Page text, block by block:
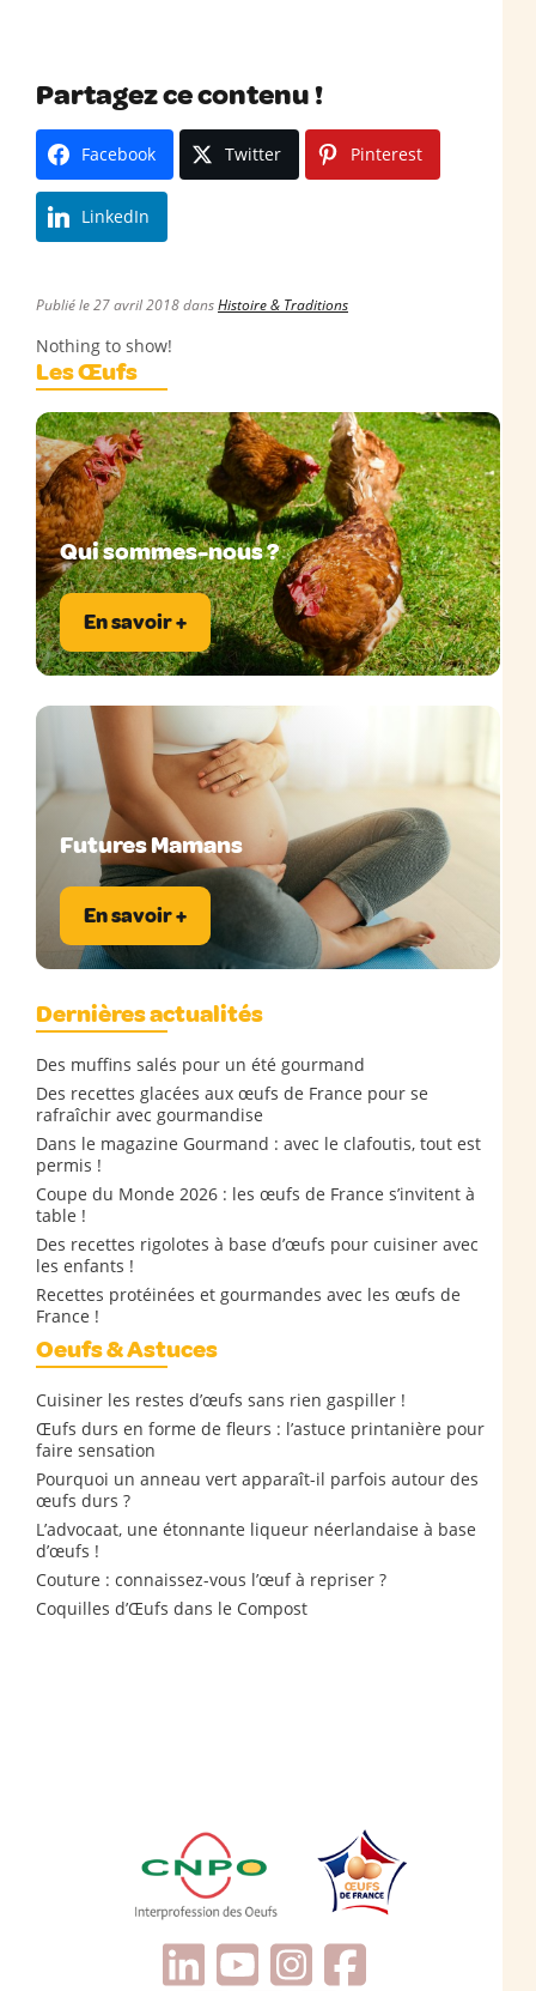
Partagez ce contenu !
Facebook Twitter Pinterest
LinkedIn
Publié le 27 avril 2018 dansHistoire & Traditions
Nothing to show!
Les Œufs
Qui sommes-nous ?
En savoir +
Futures Mamans
En savoir +
Dernières actualités
Des muffins salés pour un été gourmand
Des recettes glacées aux œufs de France pour se
rafraîchir avec gourmandise
Dans le magazine Gourmand : avec le clafoutis, tout est
permis !
Coupe du Monde 2026 : les œufs de France s’invitent à
table !
Des recettes rigolotes à base d’œufs pour cuisiner avec
les enfants !
Recettes protéinées et gourmandes avec les œufs de
France !
Oeufs & Astuces
Cuisiner les restes d’œufs sans rien gaspiller !
Œufs durs en forme de fleurs : l’astuce printanière pour
faire sensation
Pourquoi un anneau vert apparaît-il parfois autour des
œufs durs ?
L’advocaat, une étonnante liqueur néerlandaise à base
d’œufs !
Couture : connaissez-vous l’œuf à repriser ?
Coquilles d’Œufs dans le Compost